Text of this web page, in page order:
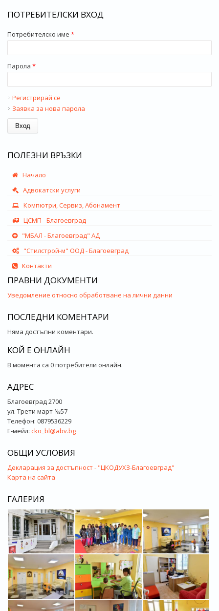
ПОТРЕБИТЕЛСКИ ВХОД
Потребителско име *
Парола *
Регистрирай се
Заявка за нова парола
ПОЛЕЗНИ ВРЪЗКИ
Начало
Адвокатски услуги
Компютри, Сервиз, Абонамент
ЦСМП - Благоевград
"МБАЛ - Благоевград" АД
"Стилстрой-м" ООД - Благоевград
Контакти
ПРАВНИ ДОКУМЕНТИ
Уведомление относно обработване на лични данни
ПОСЛЕДНИ КОМЕНТАРИ
Няма достъпни коментари.
КОЙ Е ОНЛАЙН
В момента са 0 потребители онлайн.
АДРЕС
Благоевград 2700
ул. Трети март №57
Телефон: 0879536229
Е-мейл: cko_bl@abv.bg
ОБЩИ УСЛОВИЯ
Декларация за достъпност - "ЦКОДУХЗ-Благоевград"
Карта на сайта
ГАЛЕРИЯ